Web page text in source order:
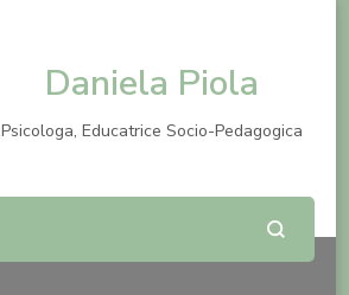
Daniela Piola
Psicologa, Educatrice Socio-Pedagogica